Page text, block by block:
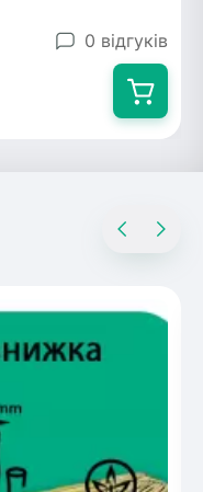
0 відгуків